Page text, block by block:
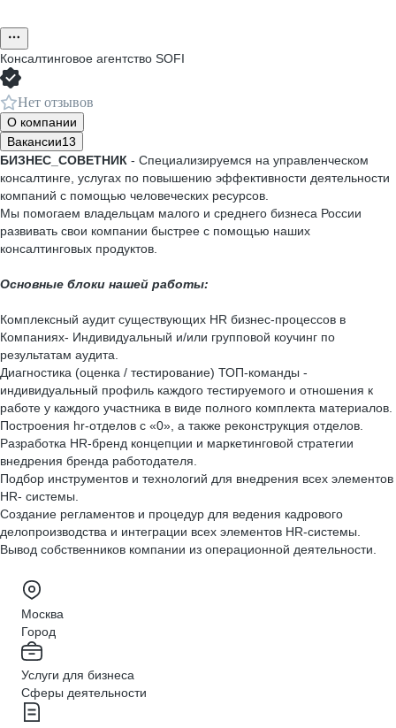
Консалтинговое агентство SOFI
Нет отзывов
О компании
Вакансии13
БИЗНЕС_СОВЕТНИК - Специализируемся на управленческом
консалтинге, услугах по повышению эффективности деятельности
компаний с помощью человеческих ресурсов.
Мы помогаем владельцам малого и среднего бизнеса России
развивать свои компании быстрее с помощью наших
консалтинговых продуктов.
Основные блоки нашей работы:
Комплексный аудит существующих HR бизнес-процессов в
Компаниях- Индивидуальный и/или групповой коучинг по
результатам аудита.
Диагностика (оценка / тестирование) ТОП-команды -
индивидуальный профиль каждого тестируемого и отношения к
работе у каждого участника в виде полного комплекта материалов.
Построения hr-отделов с «0», а также реконструкция отделов.
Разработка HR-бренд концепции и маркетинговой стратегии
внедрения бренда работодателя.
Подбор инструментов и технологий для внедрения всех элементов
HR- системы.
Создание регламентов и процедур для ведения кадрового
делопроизводства и интеграции всех элементов HR-системы.
Вывод собственников компании из операционной деятельности.
Москва
Город
Услуги для бизнеса
Сферы деятельности